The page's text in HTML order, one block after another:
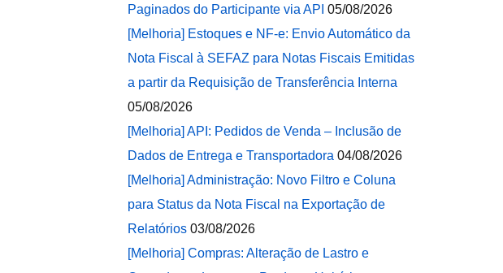
Paginados do Participante via API 05/08/2026
[Melhoria] Estoques e NF-e: Envio Automático da
Nota Fiscal à SEFAZ para Notas Fiscais Emitidas
a partir da Requisição de Transferência Interna
05/08/2026
[Melhoria] API: Pedidos de Venda – Inclusão de
Dados de Entrega e Transportadora 04/08/2026
[Melhoria] Administração: Novo Filtro e Coluna
para Status da Nota Fiscal na Exportação de
Relatórios 03/08/2026
[Melhoria] Compras: Alteração de Lastro e